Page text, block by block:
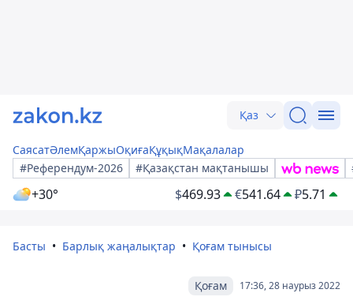
Қаз
СаясатӘлемҚаржыОқиғаҚұқықМақалалар
#Референдум-2026
#Қазақстан мақтанышы
+30° $469.93 €541.64 ₽5.71
Басты Барлық жаңалықтар Қоғам тынысы
17:36, 28 наурыз 2022
Қоғам